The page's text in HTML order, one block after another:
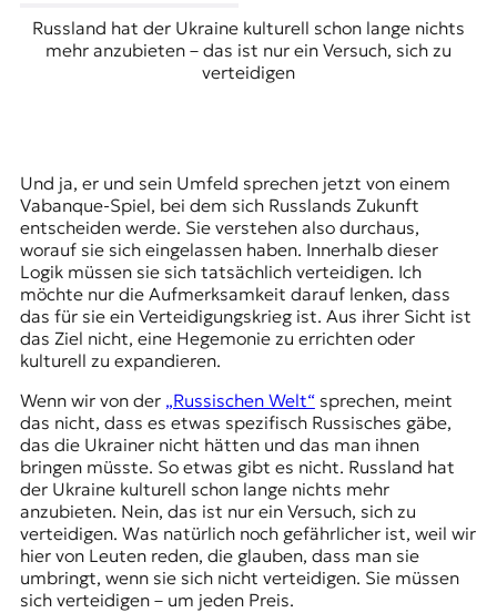
Russland hat der Ukraine kulturell schon lange nichts
mehr anzubieten – das ist nur ein Versuch, sich zu
verteidigen
Und ja, er und sein Umfeld sprechen jetzt von einem
Vabanque-Spiel, bei dem sich Russlands Zukunft
entscheiden werde. Sie verstehen also durchaus,
worauf sie sich eingelassen haben. Innerhalb dieser
Logik müssen sie sich tatsächlich verteidigen. Ich
möchte nur die Aufmerksamkeit darauf lenken, dass
das für sie ein Verteidigungskrieg ist. Aus ihrer Sicht ist
das Ziel nicht, eine Hegemonie zu errichten oder
kulturell zu expandieren.
Wenn wir von der „Russischen Welt“sprechen, meint
das nicht, dass es etwas spezifisch Russisches gäbe,
das die Ukrainer nicht hätten und das man ihnen
bringen müsste. So etwas gibt es nicht. Russland hat
der Ukraine kulturell schon lange nichts mehr
anzubieten. Nein, das ist nur ein Versuch, sich zu
verteidigen. Was natürlich noch gefährlicher ist, weil wir
hier von Leuten reden, die glauben, dass man sie
umbringt, wenn sie sich nicht verteidigen. Sie müssen
sich verteidigen – um jeden Preis.